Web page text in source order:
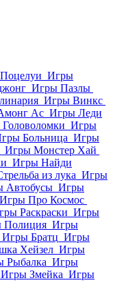
Игры
Игры Пазлы
Игры Винкс
Ас Игры Леди
Игры
Больница Игры
Игры Монстер Хай
Игры Найди
из лука Игры
Автобусы Игры
Игры Про Космос
Раскраски Игры
Полиция Игры
Игры Братц Игры
Хейзел Игры
Рыбалка Игры
Игры Змейка Игры